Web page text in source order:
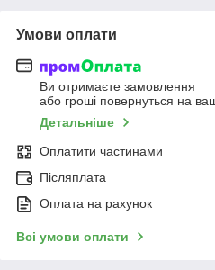
Умови оплати
Ви отримаєте замовлення
або гроші повернуться на
Детальніше
Оплатити частинами
Післяплата
Оплата на рахунок
Всі умови оплати